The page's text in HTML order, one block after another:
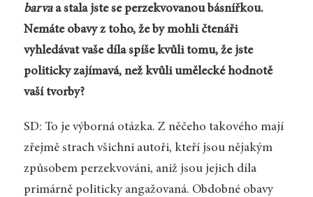
barvaa stala jste se perzekvovanou básnířkou.
Nemáte obavy z toho, že by mohli čtenáři
vyhledávat vaše díla spíše kvůli tomu, že jste
politicky zajímavá, než kvůli umělecké hodnotě
vaší tvorby?
SD: To je výborná otázka. Z něčeho takového mají
zřejmě strach všichni autoři, kteří jsou nějakým
způsobem perzekvováni, aniž jsou jejich díla
primárně politicky angažovaná. Obdobné obavy